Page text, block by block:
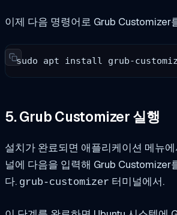
이제 다음 명령어로 Grub Customizer
sudo apt install grub-
5. Grub Customizer 실행
설치가 완료되면 애플리케이션 메뉴
널에 다음을 입력해 Grub Customizer
다. grub-customizer 터미널에서.